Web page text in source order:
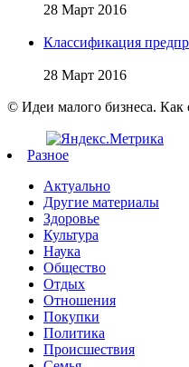
28 Март 2016
Классификация
28 Март 2016
© Идеи малого бизнеса. Как
Разное
Актуально
Другие материалы
Здоровье
Культура
Наука
Общество
Отдых
Отношения
Покупки
Политика
Происшествия